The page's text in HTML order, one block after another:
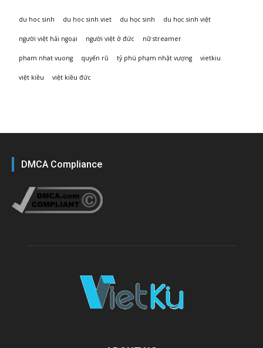
du hoc sinh du hoc sinh viet du học sinh du học sinh việt
người việt hải ngoại người việt ở đức nữ streamer
pham nhat vuong quyến rũ tỷ phú phạm nhật vượng vietkiu
việt kiều việt kiều đức
DMCA Compliance